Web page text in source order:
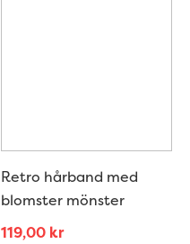
Retro hårband med
blomster mönster
119,00 kr